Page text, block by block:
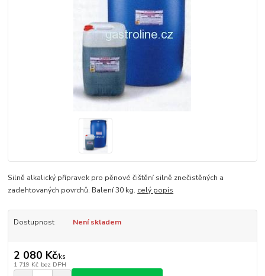
Silně alkalický přípravek pro pěnové čištění silně znečistěných a
zadehtovaných povrchů. Balení 30 kg. celý popis
Dostupnost Není skladem
2 080 Kč/ks
1 719 Kč bez DPH